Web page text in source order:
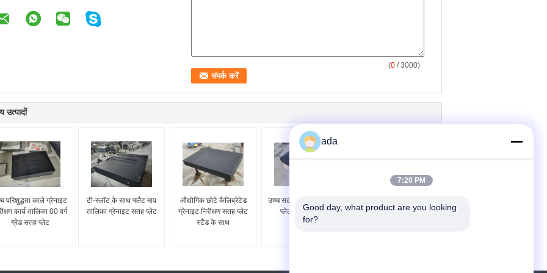
(0 / 3000)
उत्पादों
परिशुद्धता काले ग्रेनाइट
कार्य तालिका 00 वर्ग
ग्रेड सतह प्लेट
टी-स्लॉट के साथ फ्लैट माप
तालिका ग्रेनाइट सतह प्लेट
औद्योगिक छोटे कैलिब्रेटेड
ग्रेनाइट निरीक्षण सतह प्लेट
स्टैंड के साथ
उच्च सटीकता ग्रेनाइट सतह
प्लेट पॉलिश चिकनी
प्लेट 1000 x 630 मिमी
ada
7:20 PM
Good day, what product are you looking
for?